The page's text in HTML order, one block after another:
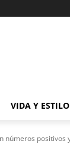
VIDA Y ESTILO
números positivos